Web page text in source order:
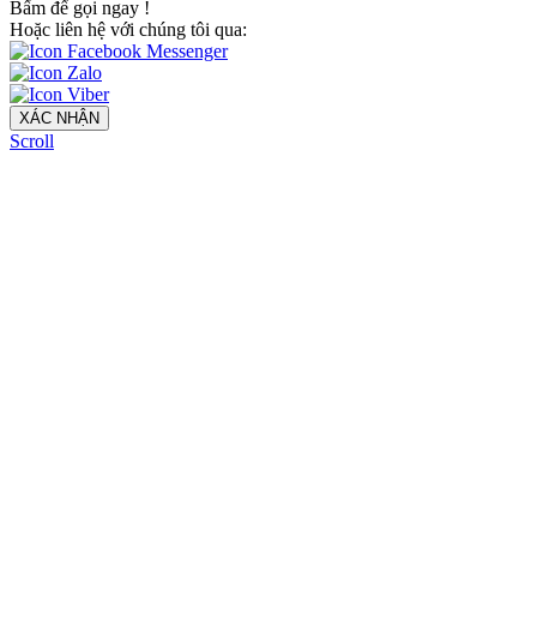
Bấm để gọi ngay !
Hoặc liên hệ với chúng tôi qua:
XÁC NHẬN
Scroll